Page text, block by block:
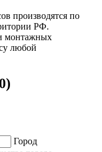
производятся по
РФ.
монтажных
любой
Город